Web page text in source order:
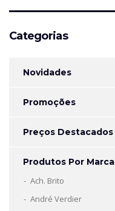
Categorias
Novidades
Promoções
Preços Destacados
Produtos Por Marca
Ach. Brito
André Verdier